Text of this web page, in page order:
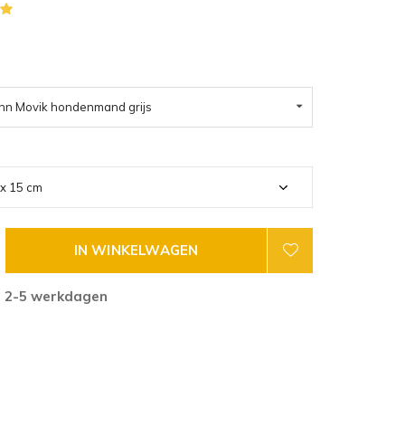
Movik hondenmand grijs
IN WINKELWAGEN
2-5 werkdagen